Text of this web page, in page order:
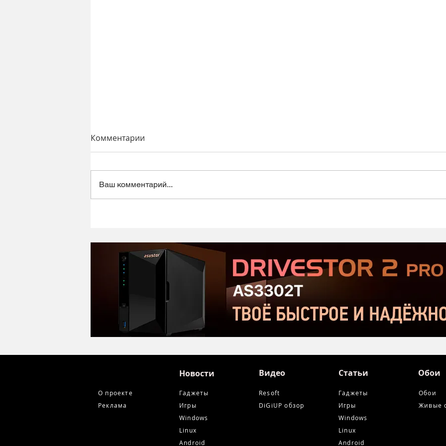
микрофон в ретро корпусе
Serious Sam: Shatterverse в
и
Комментарии
Ваш комментарий...
О проекте
Реклама
Новости Видео Статьи Обои
Гаджеты
Игры
Windows
Linux
Android
Resoft
DiGiUP обзор
Гаджеты
Игры
Windows
Linux
Android
Обои
Живые